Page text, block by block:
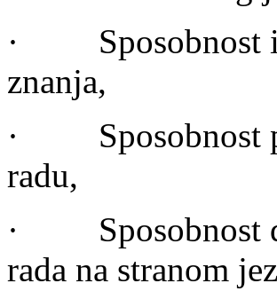
· Sposobnost
znanja,
· Sposobnost
radu,
· Sposobnost
rada na stranom